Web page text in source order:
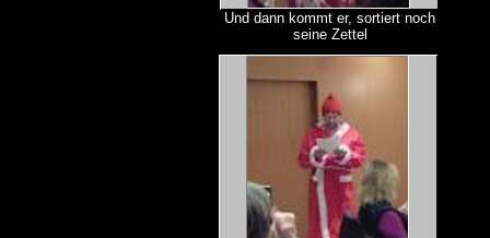
Und dann kommt er, sortiert noch
seine Zettel